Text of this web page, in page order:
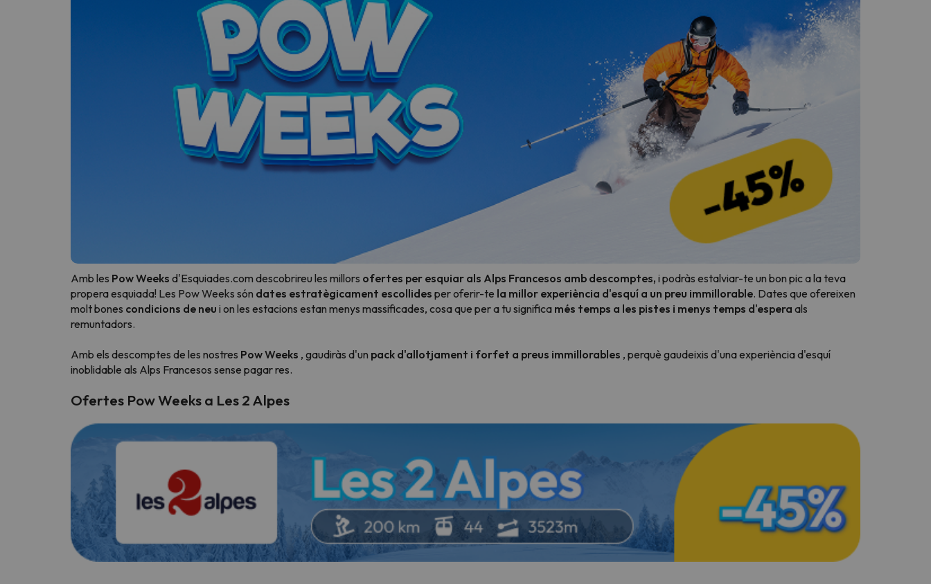
Amb les Pow Weeks d'Esquiades.com descobrireu les millors ofertes per esquiar als Alps Francesos amb descomptes, i podràs estalviar-te un bon pic a la teva
propera esquiada! Les Pow Weeks són dates estratègicament escollides per oferir-te la millor experiència d'esquí a un preu immillorable. Dates que ofereixen
molt bones condicions de neu i on les estacions estan menys massificades, cosa que per a tu significa més temps a les pistes i menys temps d'espera als
remuntadors.
Amb els descomptes de les nostres Pow Weeks , gaudiràs d'un pack d'allotjament i forfet a preus immillorables , perquè gaudeixis d'una experiència d'esquí
inoblidable als Alps Francesos sense pagar res.
Ofertes Pow Weeks a Les 2 Alpes